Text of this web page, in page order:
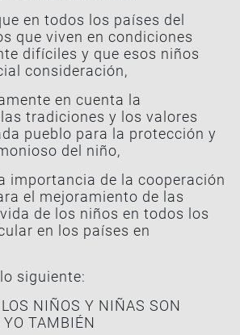
en todos los países del
que viven en condiciones
difíciles y que esos niños
consideración,
en cuenta la
tradiciones y los valores
pueblo para la protección y
del niño,
importancia de la cooperación
el mejoramiento de las
de los niños en todos los
en los países en
siguiente:
NIÑOS Y NIÑAS SON
TAMBIÉN